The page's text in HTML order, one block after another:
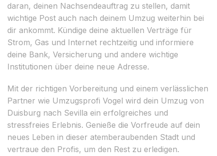
daran, deinen Nachsendeauftrag zu stellen, damit
wichtige Post auch nach deinem Umzug weiterhin bei
dir ankommt. Kündige deine aktuellen Verträge für
Strom, Gas und Internet rechtzeitig und informiere
deine Bank, Versicherung und andere wichtige
Institutionen über deine neue Adresse.
Mit der richtigen Vorbereitung und einem verlässlichen
Partner wie Umzugsprofi Vogel wird dein Umzug von
Duisburg nach Sevilla ein erfolgreiches und
stressfreies Erlebnis. Genieße die Vorfreude auf dein
neues Leben in dieser atemberaubenden Stadt und
vertraue den Profis, um den Rest zu erledigen.